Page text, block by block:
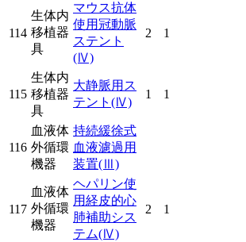
114
生体内
移植器
具
マウス抗体
使用冠動脈
ステント
(Ⅳ)
2 1
115
生体内
移植器
具
大静脈用ス
テント (Ⅳ)
1 1
116
血液体
外循環
機器
持続緩徐式
血液濾過用
装置(Ⅲ)
117
血液体
外循環
機器
ヘパリン使
用経皮的心
肺補助シス
テム(Ⅳ)
2 1